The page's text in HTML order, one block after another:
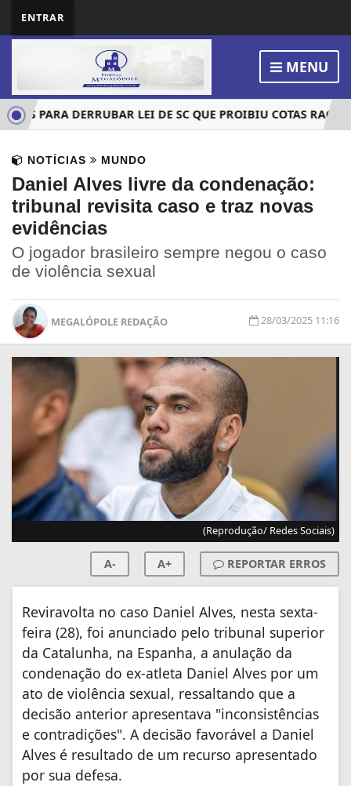
ENTRAR
MENU
PARA DERRUBAR LEI DE SC QUE PROIBIU COTAS RACIAIS
NOTÍCIAS MUNDO
Daniel Alves livre da condenação:
tribunal revisita caso e traz novas
evidências
O jogador brasileiro sempre negou o caso
de violência sexual
MEGALÓPOLE REDAÇÃO 28/03/2025 11:16
(Reprodução/ Redes Sociais)
A- A+ REPORTAR ERROS
Reviravolta no caso Daniel Alves, nesta sexta-
feira (28), foi anunciado pelo tribunal superior
da Catalunha, na Espanha, a anulação da
condenação do ex-atleta Daniel Alves por um
ato de violência sexual, ressaltando que a
decisão anterior apresentava "inconsistências
e contradições". A decisão favorável a Daniel
Alves é resultado de um recurso apresentado
por sua defesa.